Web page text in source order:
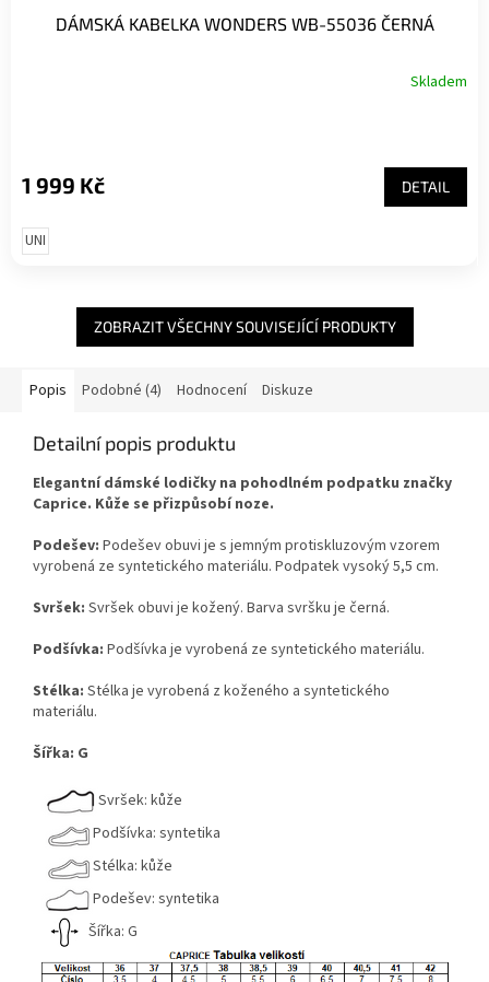
DÁMSKÁ KABELKA WONDERS WB-55036 ČERNÁ
Skladem
1 999 Kč DETAIL
UNI
ZOBRAZIT VŠECHNY SOUVISEJÍCÍ PRODUKTY
Popis Podobné (4) Hodnocení Diskuze
Detailní popis produktu
Elegantní dámské lodičky na pohodlném podpatku značky
Caprice. Kůže se přizpůsobí noze.
Podešev: Podešev obuvi je s jemným protiskluzovým vzorem
vyrobená ze syntetického materiálu. Podpatek vysoký 5,5 cm.
Svršek: Svršek obuvi je kožený. Barva svršku je černá.
Podšívka: Podšívka je vyrobená ze syntetického materiálu.
Stélka: Stélka je vyrobená z koženého a syntetického
materiálu.
Šířka: G
Svršek: kůže
Podšívka: syntetika
Stélka: kůže
Podešev: syntetika
Šířka: G